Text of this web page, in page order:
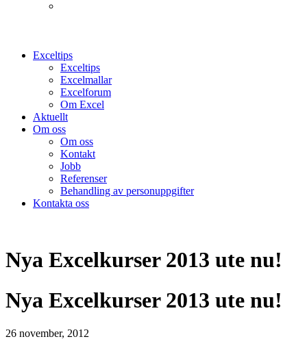
Exceltips
Exceltips
Excelmallar
Excelforum
Om Excel
Aktuellt
Om oss
Om oss
Kontakt
Jobb
Referenser
Behandling av personuppgifter
Kontakta oss
Nya Excelkurser 2013 ute nu!
Nya Excelkurser 2013 ute nu!
26 november, 2012